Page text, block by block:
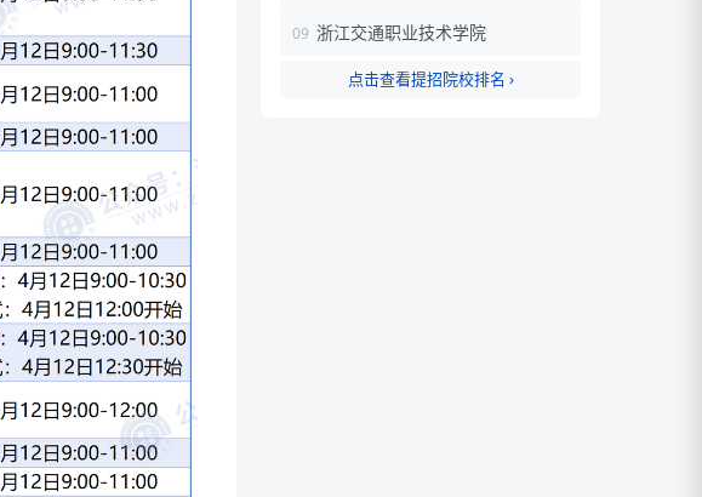
浙江交通职业技术学院
点击查看提招院校排名 ›